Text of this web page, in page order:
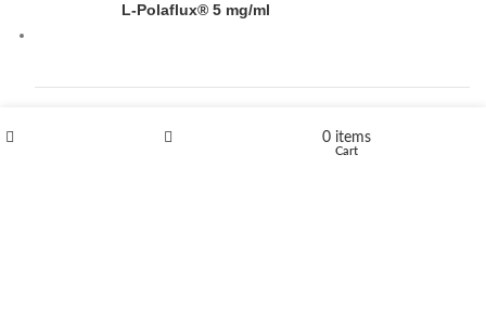
L-Polaflux® 5 mg/ml
0 items
Cart